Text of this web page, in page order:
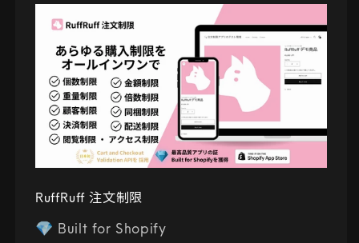
RuffRuff 注文制限
💎 Built for Shopify